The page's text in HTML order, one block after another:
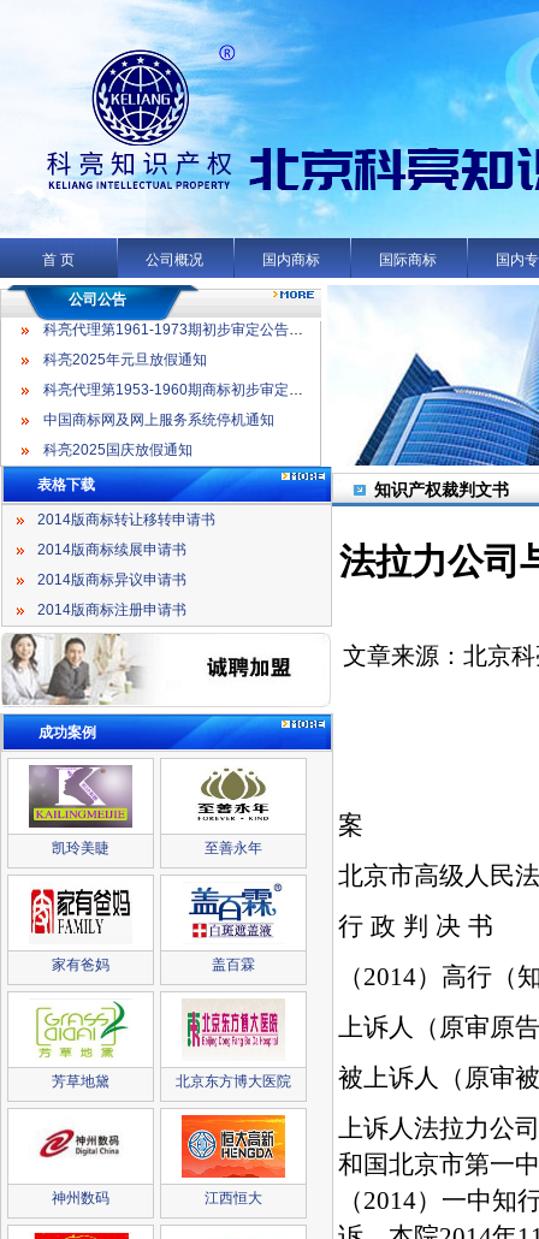
首 页 公司概况 国内商标 国际商标 国内
公司公告
科亮代理第1953-1960期商标初步审定公告名录
中国商标网及网上服务系统停机通知
科亮2025国庆放假通知
科亮代理第1961-1973期初步审定公告名录
科亮2025年元旦放假通知
科亮代理第1953-1960期商标初步审定公告名录
中国商标网及网上服务系统停机通知
科亮2025国庆放假通知
表格下载
2014版商标转让移转申请书
2014版商标续展申请书
2014版商标异议申请书
2014版商标注册申请书
成功案例
凯玲美睫 至善永年
家有爸妈 盖百霖
芳草地黛 北京东方博大医院
神州数码 江西恒大
知识产权裁判文书
法拉力公司
文章来源：北京
案
北京市高级人民
行 政 判 决 书
（2014）高行（
上诉人（原审原
被上诉人（原审
上诉人法拉力公
和国北京市第一
（2014）一中知